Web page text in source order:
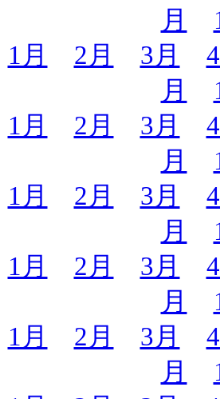
月
1月 2月 3月
月
1月 2月 3月
月
1月 2月 3月
月
1月 2月 3月
月
1月 2月 3月
月